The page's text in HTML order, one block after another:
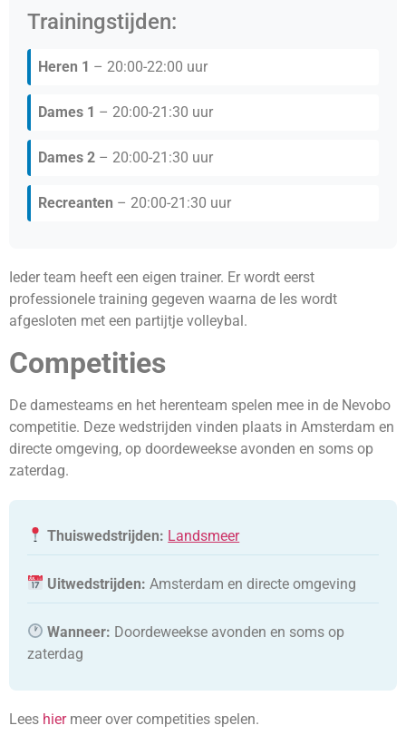
Trainingstijden:
Heren 1 – 20:00-22:00 uur
Dames 1 – 20:00-21:30 uur
Dames 2 – 20:00-21:30 uur
Recreanten – 20:00-21:30 uur
Ieder team heeft een eigen trainer. Er wordt eerst
professionele training gegeven waarna de les wordt
afgesloten met een partijtje volleybal.
Competities
De damesteams en het herenteam spelen mee in de Nevobo
competitie. Deze wedstrijden vinden plaats in Amsterdam en
directe omgeving, op doordeweekse avonden en soms op
zaterdag.
Thuiswedstrijden: Landsmeer
Uitwedstrijden: Amsterdam en directe omgeving
Wanneer: Doordeweekse avonden en soms op
zaterdag
Lees hiermeer over competities spelen.